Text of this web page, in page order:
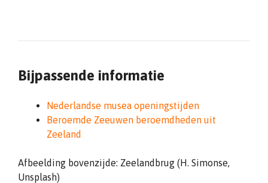
Bijpassende informatie
Nederlandse musea openingstijden
Beroemde Zeeuwen beroemdheden uit
Zeeland
Afbeelding bovenzijde: Zeelandbrug (H. Simonse,
Unsplash)